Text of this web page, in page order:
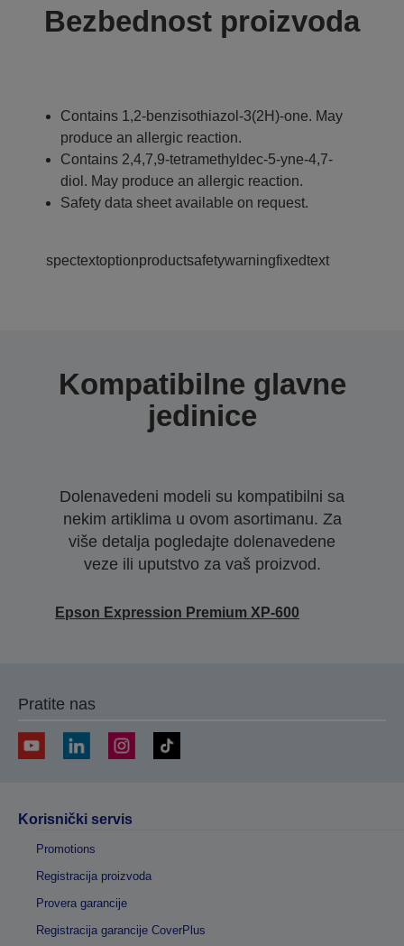
Bezbednost proizvoda
Contains 1,2-benzisothiazol-3(2H)-one. May
produce an allergic reaction.
Contains 2,4,7,9-tetramethyldec-5-yne-4,7-
diol. May produce an allergic reaction.
Safety data sheet available on request.
spectextoptionproductsafetywarningfixedtext
Kompatibilne glavne
jedinice
Dolenavedeni modeli su kompatibilni sa
nekim artiklima u ovom asortimanu. Za
više detalja pogledajte dolenavedene
veze ili uputstvo za vaš proizvod.
Epson Expression Premium XP-600
Pratite nas
Korisnički servis
Promotions
Registracija proizvoda
Provera garancije
Registracija garancije CoverPlus